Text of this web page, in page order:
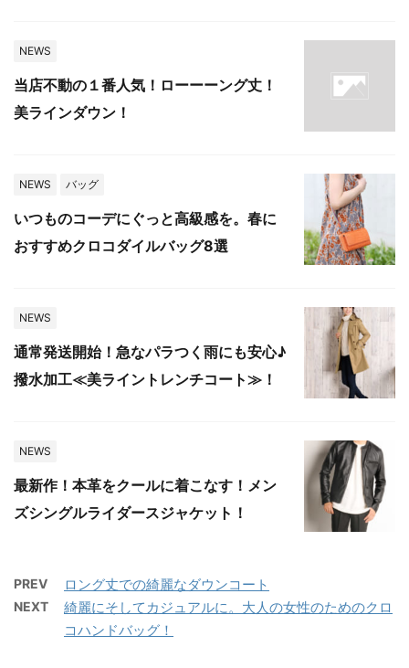
NEWS
当店不動の１番人気！ローーーング丈！
美ラインダウン！
NEWS バッグ
いつものコーデにぐっと高級感を。春に
おすすめクロコダイルバッグ8選
NEWS
通常発送開始！急なパラつく雨にも安心♪
撥水加工≪美ライントレンチコート≫！
NEWS
最新作！本革をクールに着こなす！メン
ズシングルライダースジャケット！
PREV ロング丈での綺麗なダウンコート
NEXT
綺麗にそしてカジュアルに。大人の女性のためのクロ
コハンドバッグ！